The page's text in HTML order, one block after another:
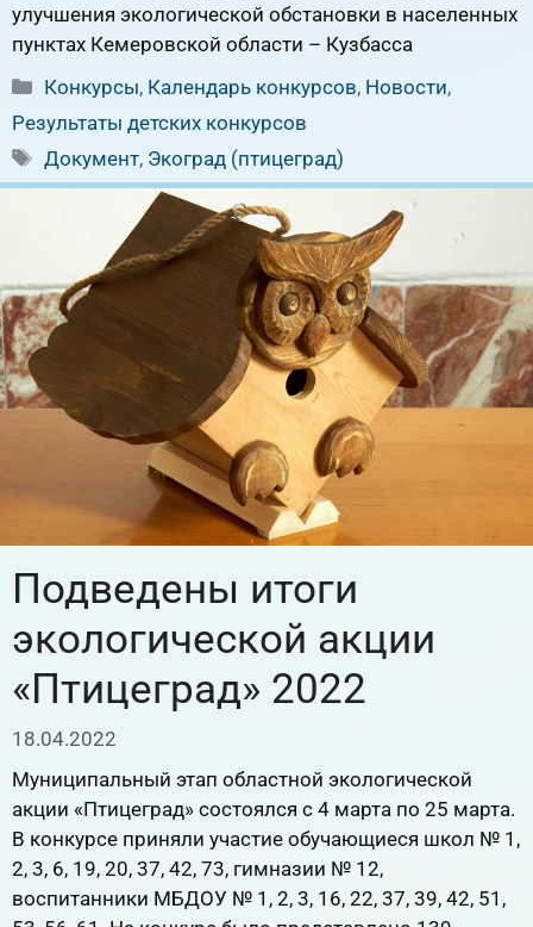
улучшения экологической обстановки в населенных
пунктах Кемеровской области – Кузбасса
Рубрики
Конкурсы, Календарь конкурсов, Новости,
Результаты детских конкурсов
Метки
Документ, Экоград (птицеград)
Подведены итоги
экологической акции
«Птицеград» 2022
18.04.2022
Муниципальный этап областной экологической
акции «Птицеград» состоялся с 4 марта по 25 марта.
В конкурсе приняли участие обучающиеся школ № 1,
2, 3, 6, 19, 20, 37, 42, 73, гимназии № 12,
воспитанники МБДОУ № 1, 2, 3, 16, 22, 37, 39, 42, 51,